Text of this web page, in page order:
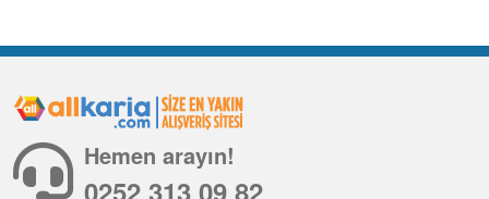
Hemen arayın!
0252 313 09 82